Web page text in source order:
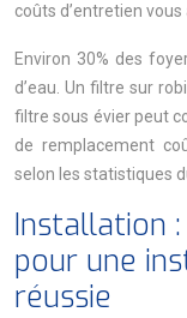
coûts d’entretien
Environ 30% des
d’eau. Un filtre sur
filtre sous évier peut
de remplacement
selon les statistiques
Installation
pour une
réussie